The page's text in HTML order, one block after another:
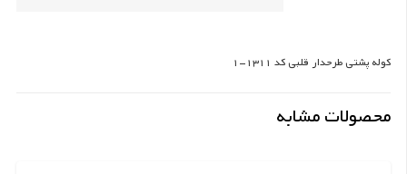
کوله پشتی طرحدار قلبی کد 1311-1
محصولات مشابه